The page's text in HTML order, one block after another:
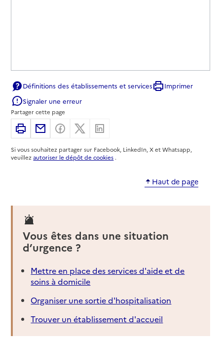
Définitions des établissements et services
Imprimer
Signaler une erreur
Partager cette page
ImprimerPartager par email
Partager sur Facebook
Partager sur X
Si vous souhaitez partager sur Facebook, LinkedIn, X et Whatsapp,
veuillezautoriser le dépôt de cookies .
Haut de page
Vous êtes dans une situation
d’urgence ?
Mettre en place des services d'aide et de
soins à domicile
Organiser une sortie d'hospitalisation
Trouver un établissement d'accueil